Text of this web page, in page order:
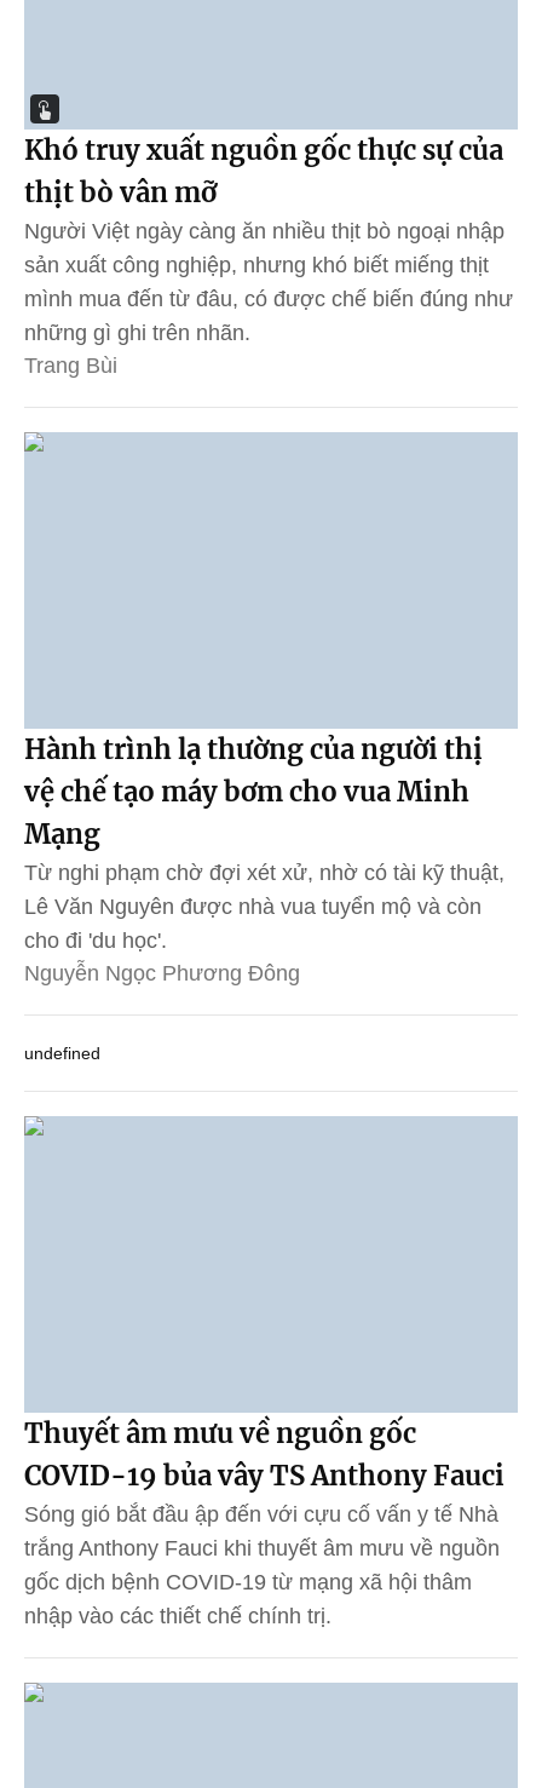
Khó truy xuất nguồn gốc thực sự của
thịt bò vân mỡ
Người Việt ngày càng ăn nhiều thịt bò ngoại nhập
sản xuất công nghiệp, nhưng khó biết miếng thịt
mình mua đến từ đâu, có được chế biến đúng như
những gì ghi trên nhãn.
Trang Bùi
Hành trình lạ thường của người thị
vệ chế tạo máy bơm cho vua Minh
Mạng
Từ nghi phạm chờ đợi xét xử, nhờ có tài kỹ thuật,
Lê Văn Nguyên được nhà vua tuyển mộ và còn
cho đi 'du học'.
Nguyễn Ngọc Phương Đông
undefined
Thuyết âm mưu về nguồn gốc
COVID-19 bủa vây TS Anthony Fauci
Sóng gió bắt đầu ập đến với cựu cố vấn y tế Nhà
trắng Anthony Fauci khi thuyết âm mưu về nguồn
gốc dịch bệnh COVID-19 từ mạng xã hội thâm
nhập vào các thiết chế chính trị.